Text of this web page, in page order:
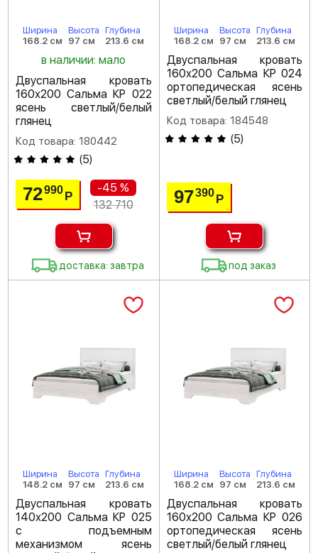
Ширина
168.2 см
Высота
97 см
Глубина
213.6 см
в наличии: мало
Двуспальная кровать
160х200 Сальма КР 022
ясень светлый/белый
глянец
Код товара: 180442
(5)
72990Р
-45 %
132 710
доставка: завтра
Ширина
168.2 см
Высота
97 см
Глубина
213.6 см
Двуспальная кровать
160х200 Сальма КР 024
ортопедическая ясень
светлый/белый глянец
Код товара: 184548
(5)
97390 Р
под заказ
Ширина
148.2 см
Высота
97 см
Глубина
213.6 см
Двуспальная кровать
140х200 Сальма КР 025
с подъемным
механизмом ясень
Ширина
168.2 см
Высота
97 см
Глубина
213.6 см
Двуспальная кровать
160х200 Сальма КР 026
ортопедическая ясень
светлый/белый глянец